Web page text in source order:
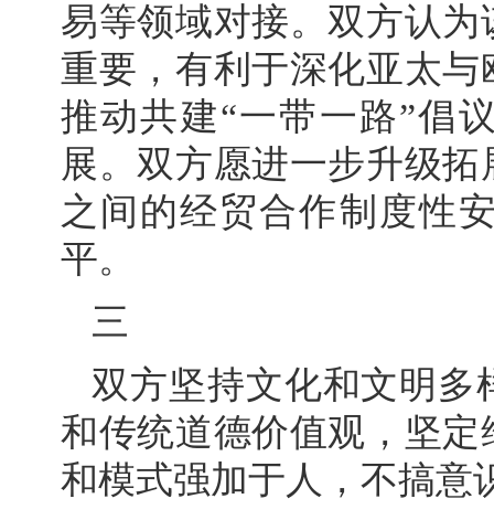
易等领域对接。双方认
重要，有利于深化亚太
推动共建“一带一路”倡
展。双方愿进一步升级
之间的经贸合作制度性
平。
三
双方坚持文化和文明多
和传统道德价值观，坚
和模式强加于人，不搞意